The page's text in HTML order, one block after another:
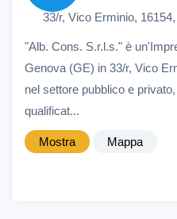
33/r, Vico Erminio,
"Alb. Cons. S.r.l.s." è
Genova (GE) in 33/r, Vico
nel settore pubblico e
qualificat...
Mostra Mappa